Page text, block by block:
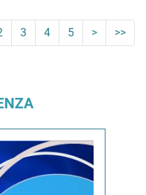
3 4 5 > >>